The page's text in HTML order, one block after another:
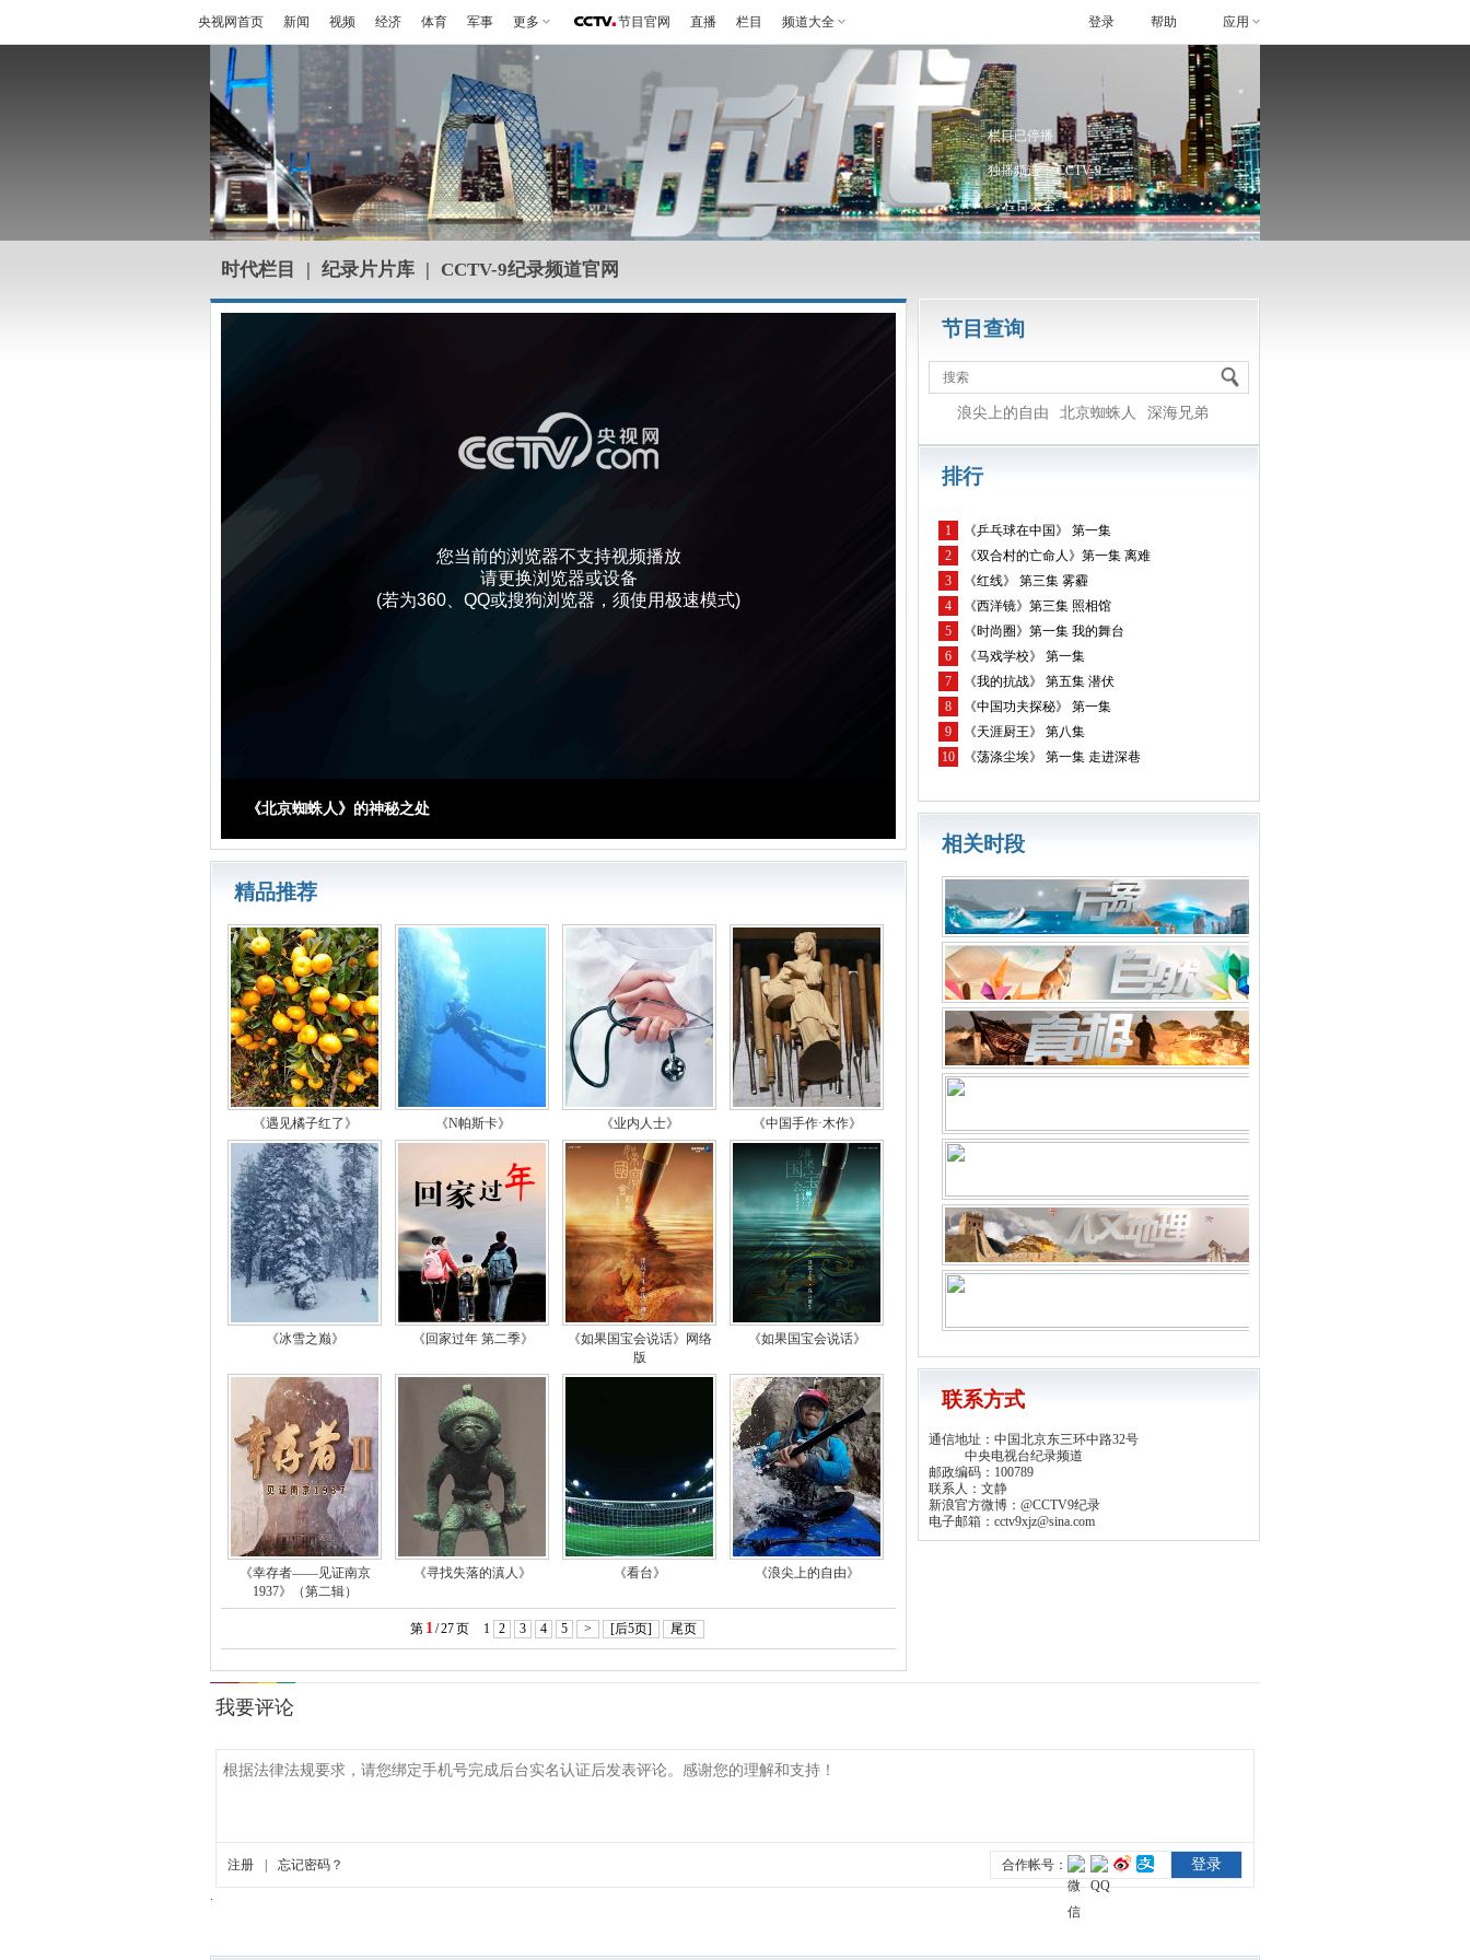
央视网首页 新闻 视频 经济 体育 军事 更多 节目官网 直播 栏目 频道大全 帮助 应用
登录
栏目已停播
独播频道： CCTV-9
>>栏目大全
时代栏目 | 纪录片片库 | CCTV-9纪录频道官网
《北京蜘蛛人》的神秘之处
您当前的浏览器不支持视频播放
请更换浏览器或设备
(若为360、QQ或搜狗浏览器，须使用极速模式)
精品推荐
《遇见橘子红了》 《N帕斯卡》 《业内人士》 《中国手作·木作》
《冰雪之巅》 《回家过年 第二季》
《如果国宝会说话》网络
版
《如果国宝会说话》
《幸存者——见证南京
1937》（第二辑）
《寻找失落的滇人》 《看台》 《浪尖上的自由》
第 1 /27页 1 2 3 4 5 > [后5页] 尾页
节目查询
浪尖上的自由 北京蜘蛛人 深海兄弟
排行
1
《乒乓球在中国》 第一集
2
《双合村的亡命人》第一集 离难
3
《红线》 第三集 雾霾
4
《西洋镜》第三集 照相馆
5
《时尚圈》第一集 我的舞台
6
《马戏学校》 第一集
7
《我的抗战》 第五集 潜伏
8
《中国功夫探秘》 第一集
9
《天涯厨王》 第八集
10
《荡涤尘埃》 第一集 走进深巷
相关时段
联系方式
通信地址： 中国北京东三环中路32号
中央电视台纪录频道
邮政编码： 100789
联系人： 文静
新浪官方微博： @CCTV9纪录
电子邮箱： cctv9xjz@sina.com